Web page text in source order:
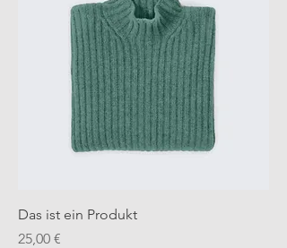
Das ist ein Produkt
Preis
25,00 €